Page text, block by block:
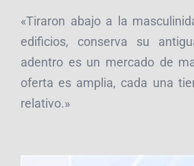
«Tiraron abajo a la
edificios, conserva su
adentro es un mercado de
oferta es amplia, cada una
relativo.»